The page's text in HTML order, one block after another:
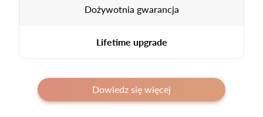
Dożywotnia gwarancja
Lifetime upgrade
Dowiedz się więcej